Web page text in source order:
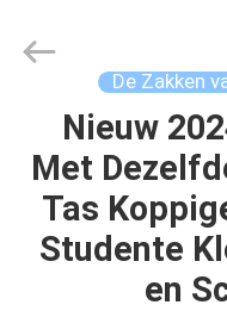
HUIS
PRODUCTEN
ONGEVEER
Group
Limited.
De Zakken
Nieuw
Met
Tas
Studente
en